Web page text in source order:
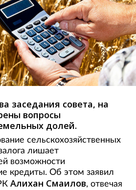
заседания совета, на
вопросы
долей.
сельскохозяйственных
лишает
возможности
кредиты. Об этом заявил
Алихан Смаилов, отвечая